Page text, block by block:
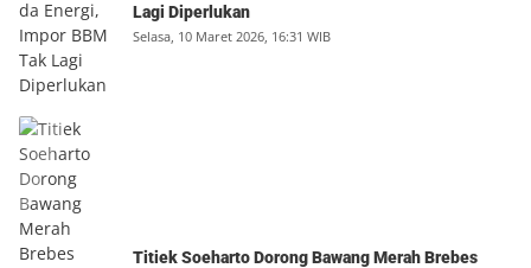
Lagi Diperlukan
Selasa, 10 Maret 2026, 16:31 WIB
Titiek Soeharto Dorong Bawang Merah Brebes